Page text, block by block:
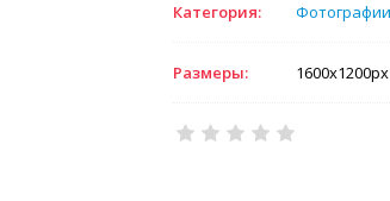
Категория:
Размеры: